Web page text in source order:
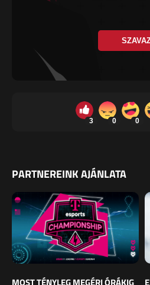
3 0 0
PARTNEREINK AJÁNLATA